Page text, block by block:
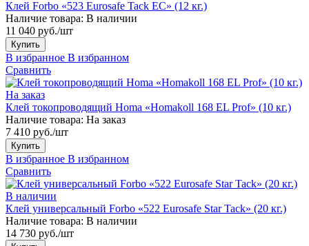
Клей Forbo «523 Eurosafe Tack EC» (12 кг.)
Наличие товара: В наличии
11 040 руб./шт
Купить
В избранное В избранном
Сравнить
На заказ
Клей токопроводящий Homa «Homakoll 168 EL Prof» (10 кг.)
Наличие товара: На заказ
7 410 руб./шт
Купить
В избранное В избранном
Сравнить
В наличии
Клей универсальный Forbo «522 Eurosafe Star Tack» (20 кг.)
Наличие товара: В наличии
14 730 руб./шт